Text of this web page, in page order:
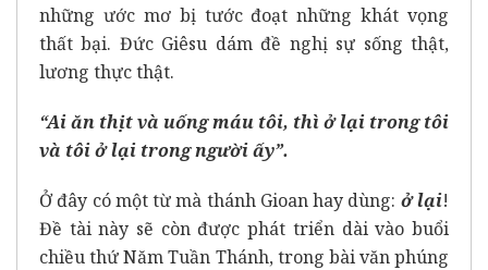
những ước mơ bị tước đoạt những khát vọng
thất bại. Đức Giêsu dám đề nghị sự sống thật,
lương thực thật.
“Ai ăn thịt và uống máu tôi, thì ở lại trong tôi
và tôi ở lại trong người ấy”.
Ở đây có một từ mà thánh Gioan hay dùng: ở lại!
Đề tài này sẽ còn được phát triển dài vào buổi
chiều thứ Năm Tuần Thánh, trong bài văn phúng